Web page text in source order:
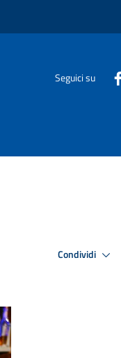
Seguici su
Condividi